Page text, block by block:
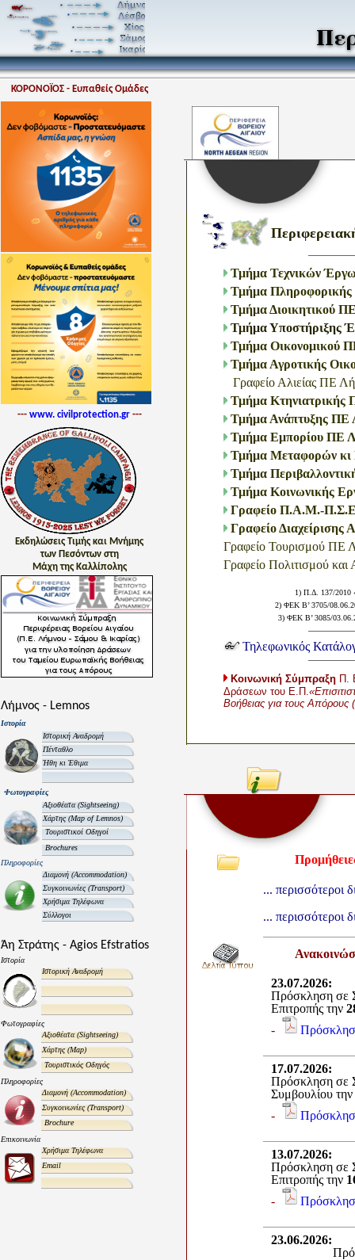
ΚΟΡΟΝΟΪΟΣ - Ευπαθείς Ομάδες
--- www. civilprotection.gr---
Εκδηλώσεις Τιμής και Μνήμης
των Πεσόντων στη
Μάχη της Καλλίπολης
Λήμνος - Lemnos
Ιστορία
Ιστορική Αναδρομή
Πένταθλο
Ήθη κι Έθιμα
Φωτογραφίες
Αξιοθέατα(Sightseeing)
Χάρτης(Map of Lemnos)
Τουριστικοί Οδηγοί
Brochures
Πληροφορίες
Διαμονή (Accommodation)
Συγκοινωνίες (Transport)
Χρήσιμα Τηλέφωνα
Σύλλογοι
Άη Στράτης - Agios Efstratios
Ιστορία
Ιστορική Αναδρομή
Φωτογραφίες
Αξιοθέατα(Sightseeing)
Χάρτης(Map)
Τουριστικός Οδηγός
Πληροφορίες
Διαμονή(Accommodation)
Συγκοινωνίες(Transport)
Brochure
Επικοινωνία
Χρήσιμα Τηλέφωνα
Email
Τμήμα Τεχνικών
Τμήμα
Τμήμα Διοικητικού
Τμήμα Υποστήριξης
Τμήμα Οικονομικού
Τμήμα Αγροτικής
Γραφείο Αλιείας ΠΕ
Τμήμα Κτηνιατρικής
Τμήμα Ανάπτυξης ΠΕ
Τμήμα Εμπορίου ΠΕ
Τμήμα Μεταφορών κι
Τμήμα
Τμήμα Κοινωνικής
Γραφείο Π.Α.Μ.-
Γραφείο
Γραφείο Τουρισμού ΠΕ
Γραφείο Πολιτισμού
1) Π.Δ. 137/2010
2) ΦΕΚ B’ 3705/
3) ΦΕΚ B’ 3085/
Τηλεφωνικός
Κοινωνική Σύμπραξη Π.
Δράσεων του Ε.Π.
Βοήθειας για τους
... περισσότεροι
... περισσότεροι
23.07.2026:
Πρόσκληση σε
Επιτροπής την
-
17.07.2026:
Πρόσκληση σε
Συμβουλίου την
-
13.07.2026:
Πρόσκληση σε
Επιτροπής την
-
23.06.2026: